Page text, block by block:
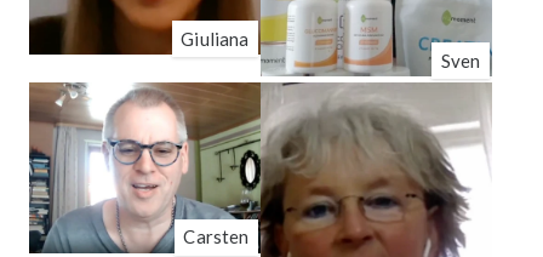
Giuliana
Sven
Carsten